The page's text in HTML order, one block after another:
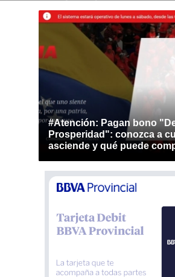
#Atención: Pagan bono
Prosperidad": conozca a
asciende y qué puede